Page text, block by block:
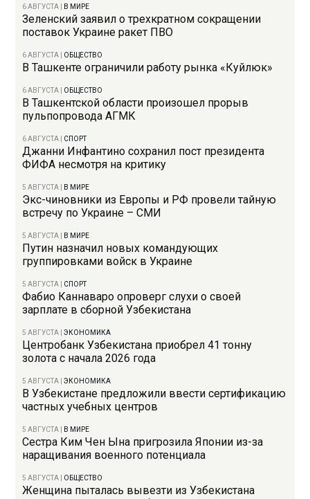
6 АВГУСТА В МИРЕ
Зеленский заявил о трехкратном сокращении
поставок Украине ракет ПВО
6 АВГУСТА ОБЩЕСТВО
В Ташкенте ограничили работу рынка «Куйлюк»
6 АВГУСТА ОБЩЕСТВО
В Ташкентской области произошел прорыв
пульпопровода АГМК
6 АВГУСТА СПОРТ
Джанни Инфантино сохранил пост президента
ФИФА несмотря на критику
5 АВГУСТА В МИРЕ
Экс-чиновники из Европы и РФ провели тайную
встречу по Украине – СМИ
5 АВГУСТА В МИРЕ
Путин назначил новых командующих
группировками войск в Украине
5 АВГУСТА СПОРТ
Фабио Каннаваро опроверг слухи о своей
зарплате в сборной Узбекистана
5 АВГУСТА |ЭКОНОМИКА
Центробанк Узбекистана приобрел 41 тонну
золота с начала 2026 года
5 АВГУСТА |ЭКОНОМИКА
В Узбекистане предложили ввести сертификацию
частных учебных центров
5 АВГУСТА В МИРЕ
Сестра Ким Чен Ына пригрозила Японии из-за
наращивания военного потенциала
5 АВГУСТА ОБЩЕСТВО
Женщина пыталась вывезти из Узбекистана